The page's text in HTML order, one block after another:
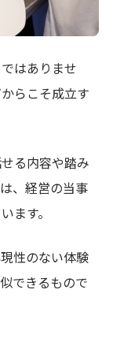
はありませ
らこそ成立す
る内容や踏み
、経営の当事
ます。
性のない体験
できるもので